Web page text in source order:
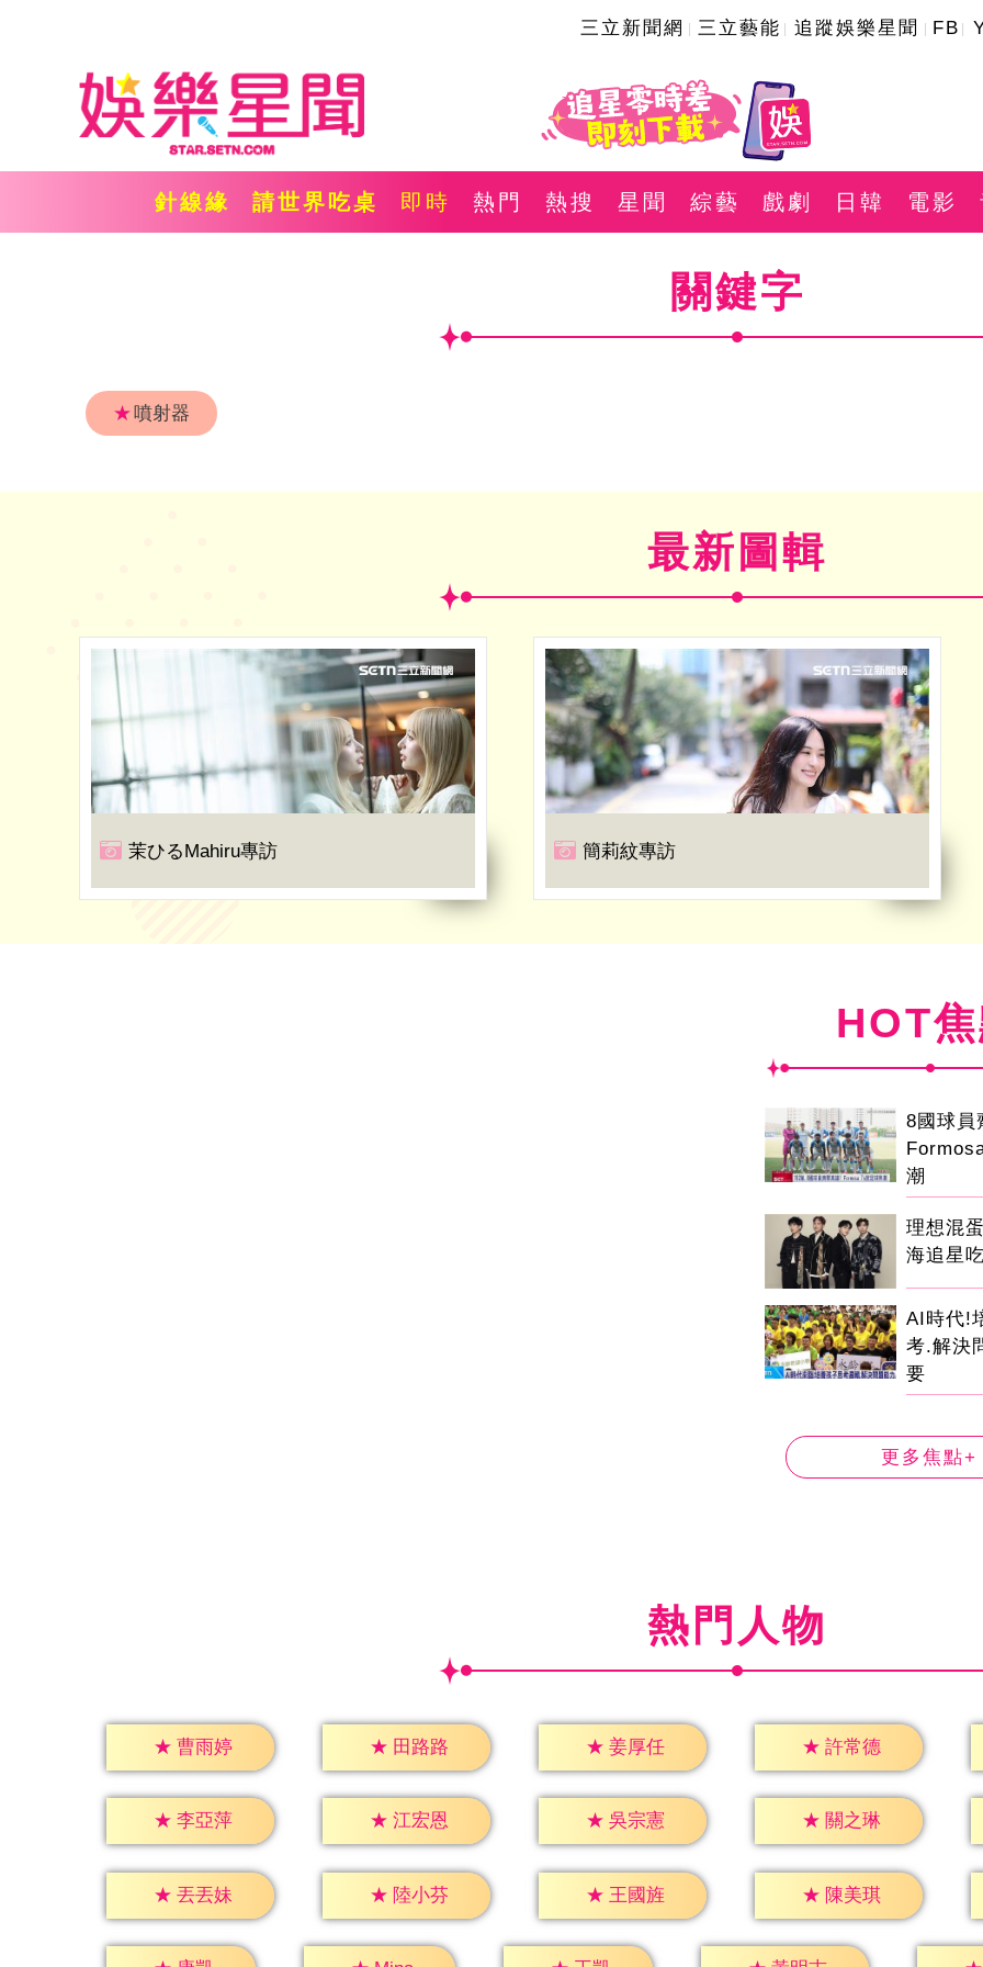
三立新聞網 三立藝能 追蹤娛樂星聞 FB
針線緣 請世界吃桌 即時 熱門 熱搜 星聞 綜藝 戲劇 日韓 電影
關鍵字
★噴射器
最新圖輯
茉ひるMahiru專訪 簡莉紋專訪
HOT
8國球
潮
理想混
海追星
AI時代!
考.解決
要
更多焦點+
熱門人物
★ 曹雨婷 ★ 田路路 ★ 姜厚任 ★ 許常德
★ 李亞萍 ★ 江宏恩 ★ 吳宗憲 ★ 關之琳
★ 丟丟妹 ★ 陸小芬 ★ 王國旌 ★ 陳美琪